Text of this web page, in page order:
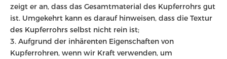
zeigt er an, dass das Gesamtmaterial des Kupferrohrs gut
ist. Umgekehrt kann es darauf hinweisen, dass die Textur
des Kupferrohrs selbst nicht rein ist;
3. Aufgrund der inhärenten Eigenschaften von
Kupferrohren, wenn wir Kraft verwenden, um